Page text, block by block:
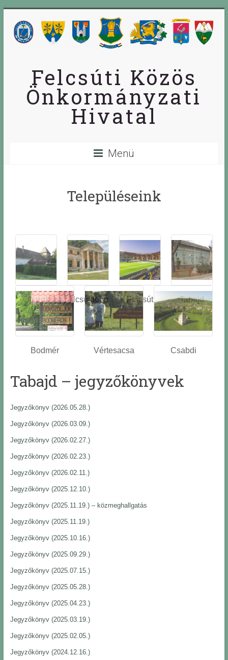
Felcsúti Közös
Önkormányzati
Hivatal
Menü
Településeink
Óbarok
Alcsútdobo
z
Felcsút Tabajd
Bodmér Vértesacsa Csabdi
Tabajd – jegyzőkönyvek
Jegyzőkönyv (2026.05.28.)
Jegyzőkönyv (2026.03.09.)
Jegyzőkönyv (2026.02.27.)
Jegyzőkönyv (2026.02.23.)
Jegyzőkönyv (2026.02.11.)
Jegyzőkönyv (2025.12.10.)
Jegyzőkönyv (2025.11.19.) – közmeghallgatás
Jegyzőkönyv (2025.11.19.)
Jegyzőkönyv (2025.10.16.)
Jegyzőkönyv (2025.09.29.)
Jegyzőkönyv (2025.07.15.)
Jegyzőkönyv (2025.05.28.)
Jegyzőkönyv (2025.04.23.)
Jegyzőkönyv (2025.03.19.)
Jegyzőkönyv (2025.02.05.)
Jegyzőkönyv (2024.12.16.)